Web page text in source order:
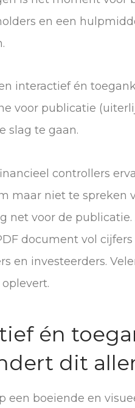
en een
interactief én
voor publicatie
slag te gaan.
controllers
maar niet te spreken
net voor de
document vol
en investeerders.
én
dit
een boeiende en